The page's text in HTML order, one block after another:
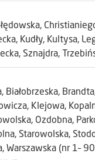
Kudły, Kultysa,
Sznajdra,
Klejowa,
Ozdobna,
Starowolska,
Warszawska (nr 1–